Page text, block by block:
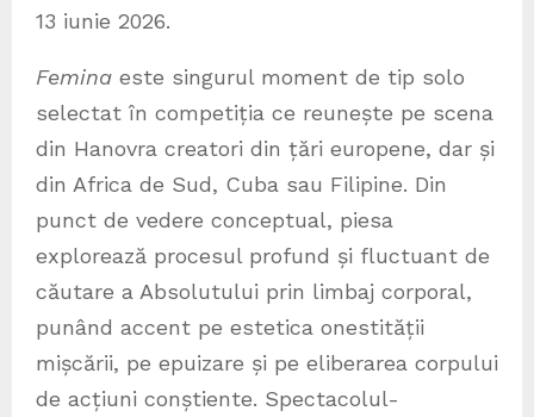
13 iunie 2026.
Femina este singurul moment de tip solo
selectat în competiția ce reunește pe scena
din Hanovra creatori din țări europene, dar și
din Africa de Sud, Cuba sau Filipine. Din
punct de vedere conceptual, piesa
explorează procesul profund și fluctuant de
căutare a Absolutului prin limbaj corporal,
punând accent pe estetica onestității
mișcării, pe epuizare și pe eliberarea corpului
de acțiuni conștiente. Spectacolul-